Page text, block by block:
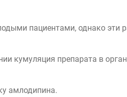
пациентами, однако эти
кумуляция препарата в
амлодипина.